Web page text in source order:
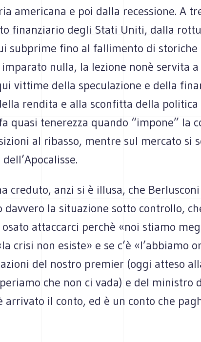
americana e poi dalla recessione. A
finanziario degli Stati Uniti, dalla
subprime fino al fallimento di storiche
nulla, la lezione nonè servita a
vittime della speculazione e della
rendita e alla sconfitta della politica
quasi tenerezza quando “impone” la
al ribasso, mentre sul mercato si
creduto, anzi si è illusa, che
davvero la situazione sotto controllo,
attaccarci perchè «noi stiamo
crisi non esiste» e se c’è «l’abbiamo
del nostro premier (oggi atteso
che non ci vada) e del ministro
arrivato il conto, ed è un conto che